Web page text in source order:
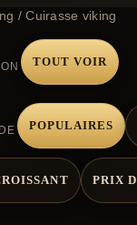
/ Cuirasse viking
TOUT VOIR
POPULAIRES
PRIX